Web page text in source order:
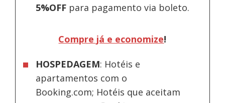
5%OFF para pagamento via boleto.
Compre já e economize!
HOSPEDAGEM: Hotéis e
apartamentos com o
Booking.com; Hotéis que aceitam